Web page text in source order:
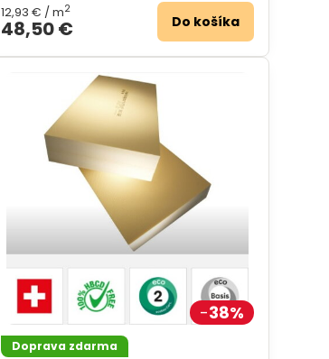
48,50 €
12,93 € / m2
Do košíka
38%
Doprava zdarma